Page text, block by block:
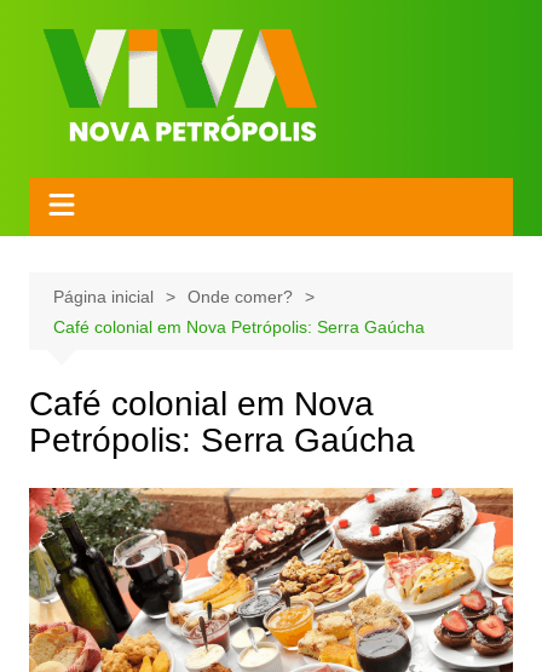
Página inicial
Onde comer?
Café colonial em Nova Petrópolis: Serra Gaúcha
Café colonial em Nova
Petrópolis: Serra Gaúcha